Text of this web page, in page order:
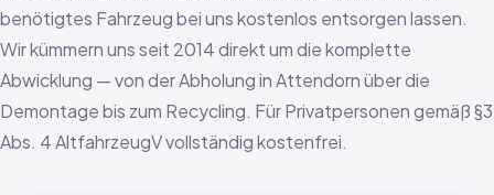
benötigtes Fahrzeug bei uns kostenlos entsorgen lassen.
Wir kümmern uns seit 2014 direkt um die komplette
Abwicklung — von der Abholung in Attendorn über die
Demontage bis zum Recycling. Für Privatpersonen gemäß §3
Abs. 4 AltfahrzeugV vollständig kostenfrei.